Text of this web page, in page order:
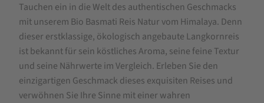
Bio
Basmati
Reis
Natur
Tauchen ein in die Welt des authentischen Geschmacks
mit unserem Bio Basmati Reis Natur vom Himalaya. Denn
dieser erstklassige, ökologisch angebaute Langkornreis
ist bekannt für sein köstliches Aroma, seine feine Textur
und seine Nährwerte im Vergleich. Erleben Sie den
einzigartigen Geschmack dieses exquisiten Reises und
verwöhnen Sie Ihre Sinne mit einer wahren